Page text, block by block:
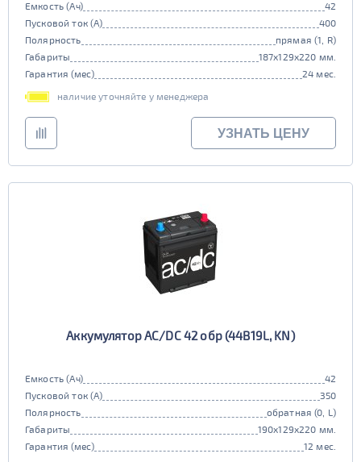
Емкость (Ач)
42
Пусковой ток (А)
400
Полярность
прямая (1, R)
Габариты
187x129x220 мм.
Гарантия (мес)
24 мес.
наличие уточняйте у менеджера
УЗНАТЬ ЦЕНУ
Аккумулятор AC/DC 42 обр (44B19L, KN)
Емкость (Ач)
42
Пусковой ток (А)
350
Полярность
обратная (0, L)
Габариты
190x129x220 мм.
Гарантия (мес)
12 мес.